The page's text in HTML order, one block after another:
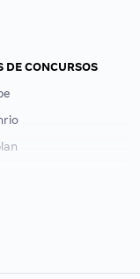
DE CONCURSOS